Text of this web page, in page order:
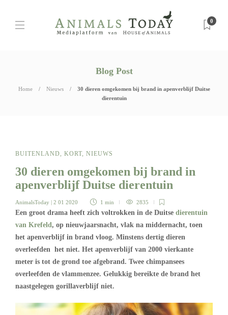
0
Blog Post
Home Nieuws
30 dieren omgekomen bij brand in apenverblijf Duitse
dierentuin
BUITENLAND, KORT, NIEUWS
30 dieren omgekomen bij brand in
apenverblijf Duitse dierentuin
AnimalsToday | 2 01 2020 1 min 2835
Een groot drama heeft zich voltrokken in de Duitse dierentuin
van Krefeld, op nieuwjaarsnacht, vlak na middernacht, toen
het apenverblijf in brand vloog. Minstens dertig dieren
overleefden het niet. Het apenverblijf van 2000 vierkante
meter is tot de grond toe afgebrand. Twee chimpansees
overleefden de vlammenzee. Gelukkig bereikte de brand het
naastgelegen gorillaverblijf niet.